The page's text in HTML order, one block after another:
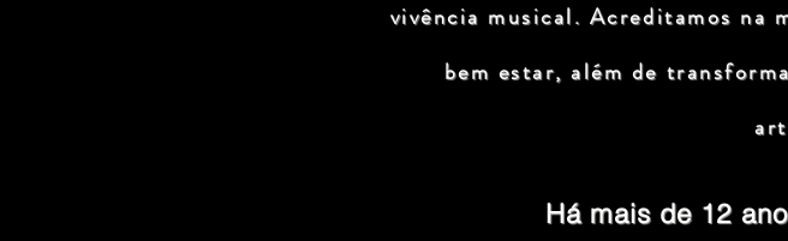
vivência musical. Acreditamos na
bem estar, além de
Há mais de 12